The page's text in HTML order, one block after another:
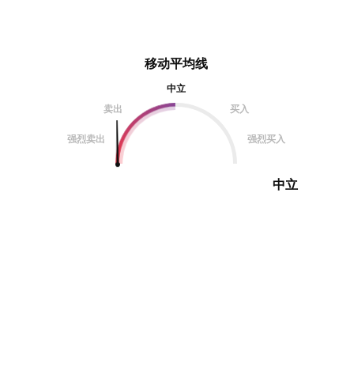
移动平均线
中立
卖出
买入
强烈卖出 强烈买入
中立